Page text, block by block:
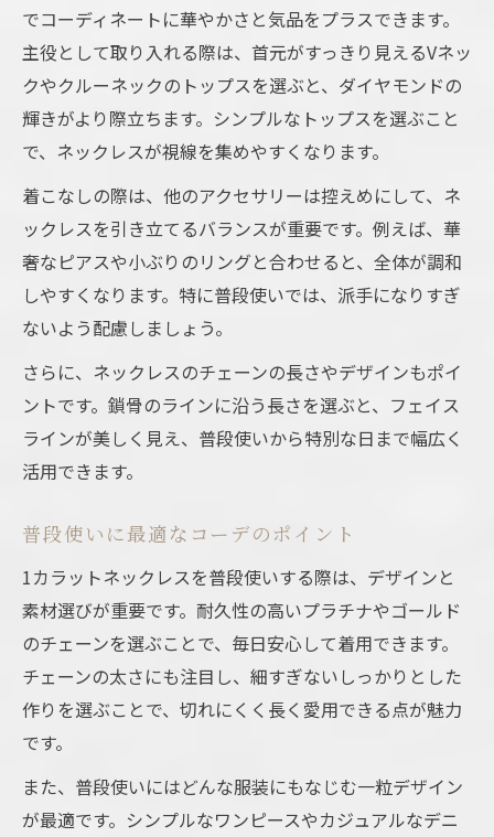
でコーディネートに華やかさと気品をプラスできます。
主役として取り入れる際は、首元がすっきり見えるVネッ
クやクルーネックのトップスを選ぶと、ダイヤモンドの
輝きがより際立ちます。シンプルなトップスを選ぶこと
で、ネックレスが視線を集めやすくなります。
着こなしの際は、他のアクセサリーは控えめにして、ネ
ックレスを引き立てるバランスが重要です。例えば、華
奢なピアスや小ぶりのリングと合わせると、全体が調和
しやすくなります。特に普段使いでは、派手になりすぎ
ないよう配慮しましょう。
さらに、ネックレスのチェーンの長さやデザインもポイ
ントです。鎖骨のラインに沿う長さを選ぶと、フェイス
ラインが美しく見え、普段使いから特別な日まで幅広く
活用できます。
普段使いに最適なコーデのポイント
1カラットネックレスを普段使いする際は、デザインと
素材選びが重要です。耐久性の高いプラチナやゴールド
のチェーンを選ぶことで、毎日安心して着用できます。
チェーンの太さにも注目し、細すぎないしっかりとした
作りを選ぶことで、切れにくく長く愛用できる点が魅力
です。
また、普段使いにはどんな服装にもなじむ一粒デザイン
が最適です。シンプルなワンピースやカジュアルなデニ